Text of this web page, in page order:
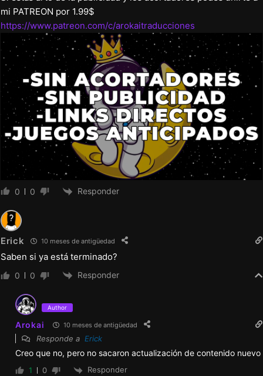
mi PATREON por 1.99$
https://www.patreon.com/c/arokaitraducciones
0 0 Responder
Erick 10 meses de antigüedad
Saben si ya está terminado?
0 0 Responder
Author
Arokai 10 meses de antigüedad
Responde a Erick
Creo que no, pero no sacaron actualización de contenido nuevo
1 0 Responder